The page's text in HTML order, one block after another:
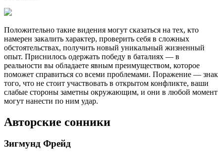
Положительно такие видения могут сказаться на тех, кто
намерен закалить характер, проверить себя в сложных
обстоятельствах, получить новый уникальный жизненный
опыт. Приснилось одержать победу в баталиях — в
реальности вы обладаете явным преимуществом, которое
поможет справиться со всеми проблемами. Поражение — знак
того, что не стоит участвовать в открытом конфликте, ваши
слабые стороны заметны окружающим, и они в любой момент
могут нанести по ним удар.
Авторские сонники
Зигмунд Фрейд